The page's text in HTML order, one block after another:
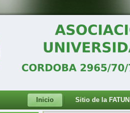
Inicio Sitio de la FATUN